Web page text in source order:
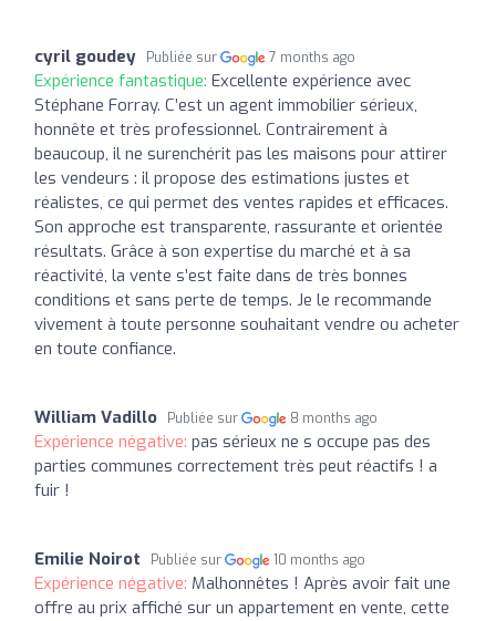
cyril goudey Publiée sur 7 months ago
Expérience fantastique: Excellente expérience avec
Stéphane Forray. C’est un agent immobilier sérieux,
honnête et très professionnel. Contrairement à
beaucoup, il ne surenchérit pas les maisons pour attirer
les vendeurs : il propose des estimations justes et
réalistes, ce qui permet des ventes rapides et efficaces.
Son approche est transparente, rassurante et orientée
résultats. Grâce à son expertise du marché et à sa
réactivité, la vente s’est faite dans de très bonnes
conditions et sans perte de temps. Je le recommande
vivement à toute personne souhaitant vendre ou acheter
en toute confiance.
William Vadillo Publiée sur 8 months ago
Expérience négative: pas sérieux ne s occupe pas des
parties communes correctement très peut réactifs ! a
fuir !
Emilie Noirot Publiée sur 10 months ago
Expérience négative: Malhonnêtes ! Après avoir fait une
offre au prix affiché sur un appartement en vente, cette